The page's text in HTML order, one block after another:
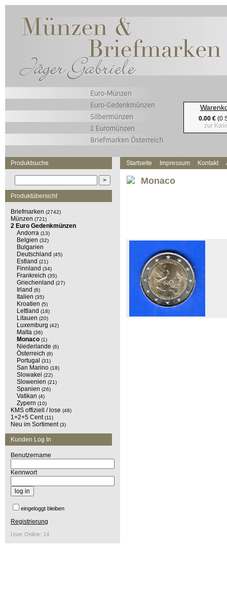
0.00 € (0
zur
Produktsuche
Produktübersicht
Briefmarken (2742)
Münzen (721)
2 Euro Gedenkmünzen
Andorra (13)
Belgien (32)
Bulgarien
Deutschland (45)
Estland (21)
Finnland (34)
Frankreich (35)
Griechenland (27)
Irland (6)
Italien (35)
Kroatien (5)
Lettland (18)
Litauen (20)
Luxemburg (42)
Malta (36)
Monaco (1)
Niederlande (6)
Österreich (8)
Portugal (31)
San Marino (18)
Slowakei (22)
Slowenien (21)
Spanien (26)
Vatikan (4)
Zypern (10)
KMS offiziell / lose (48)
1+2+5 Cent (11)
Neu im Sortiment (3)
Kunden Log In
Benutzername
Kennwort
eingeloggt bleiben
Registrierung
User Online: 14
Startseite Impressum Kontakt
Monaco